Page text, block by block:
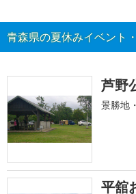
青森県の夏休みイベント
芦野
景勝地
平舘